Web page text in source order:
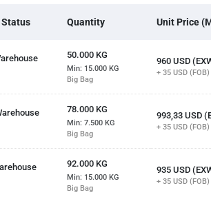
Quantity Unit Price
50.000 KG
Min: 15.000KG
Big Bag
960USD
+ 35USD (FOB)
78.000 KG
Min: 7.500KG
Big Bag
993,33USD
+ 35USD (FOB)
92.000 KG
Min: 15.000KG
Big Bag
935USD
+ 35USD (FOB)